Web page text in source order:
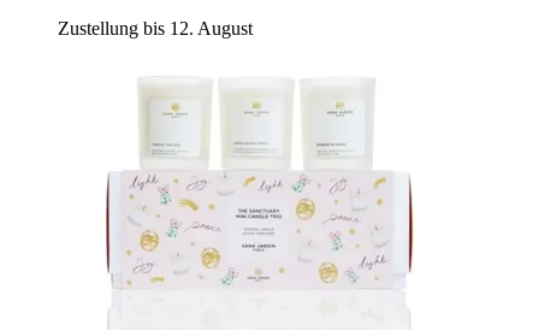
Zustellung bis 12. August